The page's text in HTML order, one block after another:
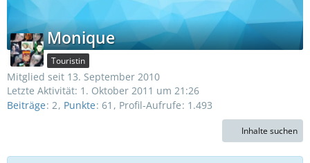
Monique
Touristin
Mitglied seit 13. September 2010
Letzte Aktivität: 1. Oktober 2011 um 21:26
Beiträge 2 Punkte 61 Profil-Aufrufe 1.493
Inhalte suchen